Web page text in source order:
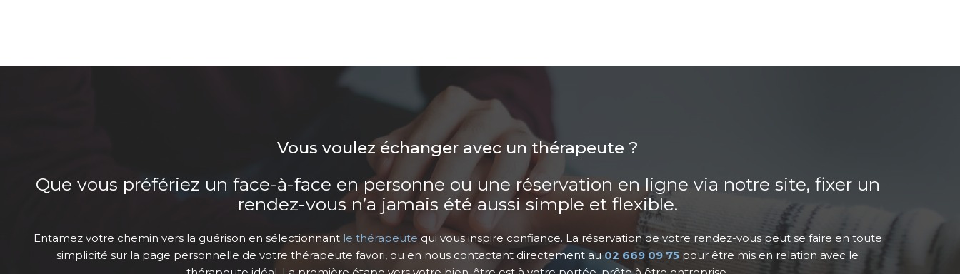
Vous voulez échanger avec un thérapeute ?
Que vous préfériez un face-à-face en personne ou une réservation en ligne via notre site, fixer un
rendez-vous n’a jamais été aussi simple et flexible.
Entamez votre chemin vers la guérison en sélectionnant le thérapeute qui vous inspire confiance. La réservation de votre rendez-vous peut se faire en toute
simplicité sur la page personnelle de votre thérapeute favori, ou en nous contactant directement au02 669 09 75 pour être mis en relation avec le